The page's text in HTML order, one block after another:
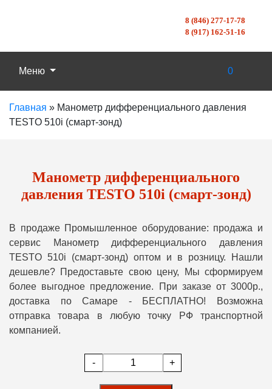
8 (846) 277-17-78
8 (917) 162-51-16
Меню 0
Главная » Манометр дифференциального давления
TESTO 510i (смарт-зонд)
Манометр дифференциального
давления TESTO 510i (смарт-зонд)
В продаже Промышленное оборудование: продажа и
сервис Манометр дифференциального давления
TESTO 510i (смарт-зонд) оптом и в розницу. Нашли
дешевле? Предоставьте свою цену, Мы сформируем
более выгодное предложение. При заказе от 3000р.,
доставка по Самаре - БЕСПЛАТНО! Возможна
отправка товара в любую точку РФ транспортной
компанией.
- +